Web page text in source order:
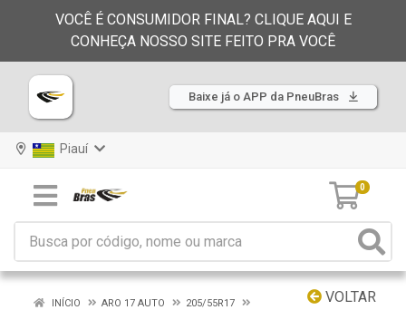
VOCÊ É CONSUMIDOR FINAL? CLIQUE AQUI E
CONHEÇA NOSSO SITE FEITO PRA VOCÊ
Baixe já o APP da PneuBras
Piauí
0
VOLTAR
INÍCIO ARO 17 AUTO
205/55R17